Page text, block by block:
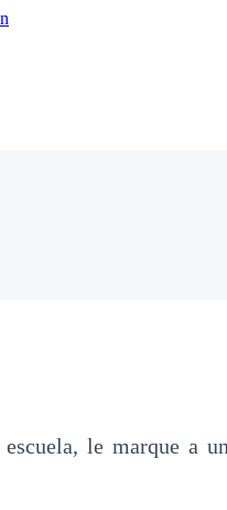
le marque a